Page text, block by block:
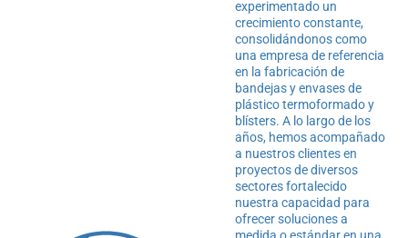
experimentado un
crecimiento constante,
consolidándonos como
una empresa de referencia
en la fabricación de
bandejas y envases de
plástico termoformado y
blísters. A lo largo de los
años, hemos acompañado
a nuestros clientes en
proyectos de diversos
sectores fortalecido
nuestra capacidad para
ofrecer soluciones a